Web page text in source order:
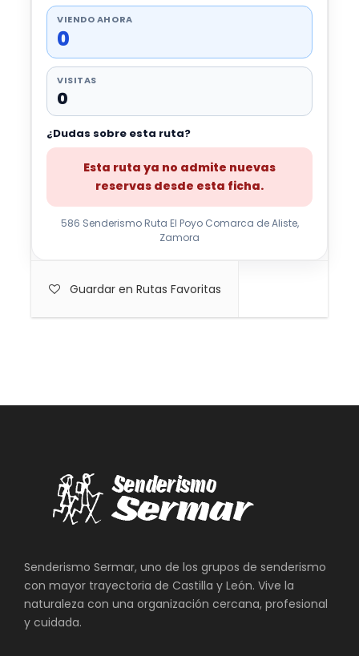
VIENDO AHORA
0
VISITAS
0
¿Dudas sobre esta ruta?
Esta ruta ya no admite nuevas
reservas desde esta ficha.
586 Senderismo Ruta El Poyo Comarca de Aliste,
Zamora
Guardar en Rutas Favoritas
Senderismo Sermar, uno de los grupos de senderismo
con mayor trayectoria de Castilla y León. Vive la
naturaleza con una organización cercana, profesional
y cuidada.